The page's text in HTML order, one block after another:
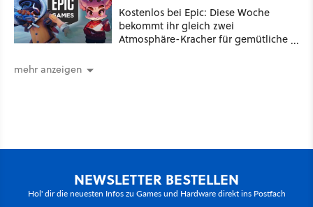
Kostenlos bei Epic: Diese Woche
bekommt ihr gleich zwei
Atmosphäre-Kracher für gemütliche
mehr anzeigen
NEWSLETTER BESTELLEN
Hol' dir die neuesten Infos zu Games und Hardware direkt ins Postfach